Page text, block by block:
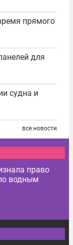
прямого
для
судна и
все новости
право
водным